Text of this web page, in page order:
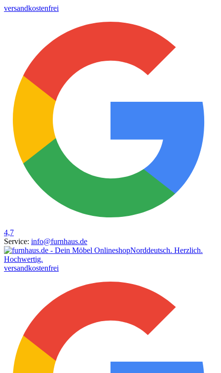
versandkostenfrei
4,7
Service: info@furnhaus.de
Norddeutsch. Herzlich.
Hochwertig.
versandkostenfrei